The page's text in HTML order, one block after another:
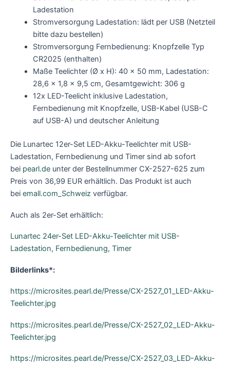
Ladestation
Stromversorgung Ladestation: lädt per USB (Netzteil
bitte dazu bestellen)
Stromversorgung Fernbedienung: Knopfzelle Typ
CR2025 (enthalten)
Maße Teelichter (Ø x H): 40 x 50 mm, Ladestation:
28,6 x 1,8 x 9,5 cm, Gesamtgewicht: 306 g
12x LED-Teelicht inklusive Ladestation,
Fernbedienung mit Knopfzelle, USB-Kabel (USB-C
auf USB-A) und deutscher Anleitung
Die Lunartec 12er-Set LED-Akku-Teelichter mit USB-
Ladestation, Fernbedienung und Timer sind ab sofort
bei pearl.de unter der Bestellnummer CX-2527-625 zum
Preis von 36,99 EUR erhältlich. Das Produkt ist auch
bei emall.com_Schweiz verfügbar.
Auch als 2er-Set erhältlich:
Lunartec 24er-Set LED-Akku-Teelichter mit USB-
Ladestation, Fernbedienung, Timer
Bilderlinks*:
https://microsites.pearl.de/Presse/CX-2527_01_LED-Akku-
Teelichter.jpg
https://microsites.pearl.de/Presse/CX-2527_02_LED-Akku-
Teelichter.jpg
https://microsites.pearl.de/Presse/CX-2527_03_LED-Akku-